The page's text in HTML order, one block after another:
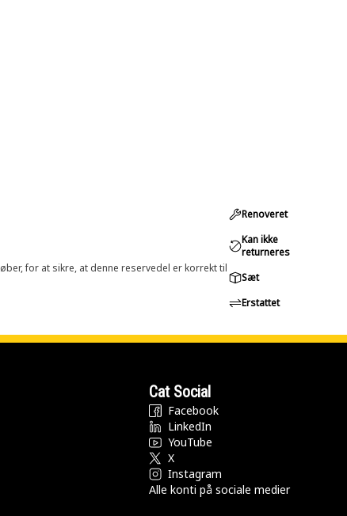
for at sikre, at denne reservedel er korrekt til
Renoveret
Kan ikke
returneres
Sæt
Erstattet
Cat Social
Facebook
LinkedIn
YouTube
X
Instagram
Alle konti på sociale medier